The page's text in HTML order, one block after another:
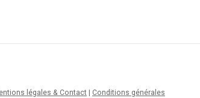
légales & Contact
Conditions générales